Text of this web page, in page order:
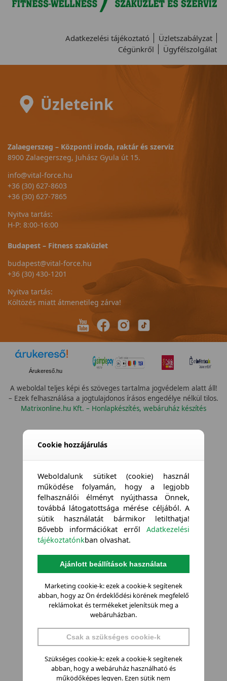
Adatkezelési tájékoztató
Üzletszabályzat
Cégünkről
Ügyfélszolgálat
Üzleteink
Zalaegerszeg – Központi iroda, raktár és szerviz
8900 Zalaegerszeg, Juhász Gyula út 15.
info@vital-force.hu
+36 (30) 627-8603
+36 (30) 627-7865
Nyitva tartás:
H-P: 8:00-16:00
Budapest – Fitness szaküzlet
budapest@vital-force.hu
+36 (30) 430-1201
Nyitva tartás:
Költözés miatt átmenetileg zárva!
Árukereső.hu
A weboldal teljes képi és szöveges tartalma jogvédelem alatt áll!
– Ezek felhasználása a jogtulajdonos írásos engedélye nélkül tilos.
Matrixonline.hu Kft. – Honlapkészítés, webáruház készítés
Cookie hozzájárulás
Weboldalunk sütiket (cookie) használ
működése folyamán, hogy a legjobb
felhasználói élményt nyújthassa Önnek,
továbbá látogatottsága mérése céljából. A
sütik használatát bármikor letilthatja!
Bővebb információkat errőlAdatkezelési
tájékoztatónkban olvashat.
Ajánlott beállítások használata
Marketing cookie-k: ezek a cookie-k segítenek
abban, hogy az Ön érdeklődési körének megfelelő
reklámokat és termékeket jelenítsük meg a
webáruházban.
Csak a szükséges cookie-k
Szükséges cookie-k: ezek a cookie-k segítenek
abban, hogy a webáruház használható és
működőképes legyen. Ezen sütik nem